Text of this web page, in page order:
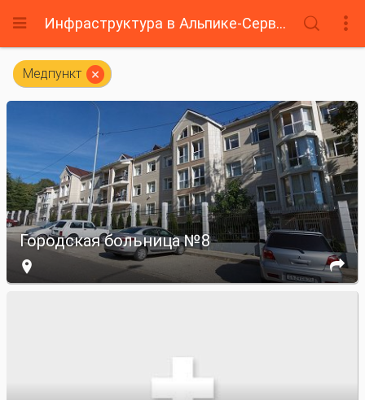
 Инфраструктура в Альпике-Сервис  
Медпункт 
Городская больница №8
 